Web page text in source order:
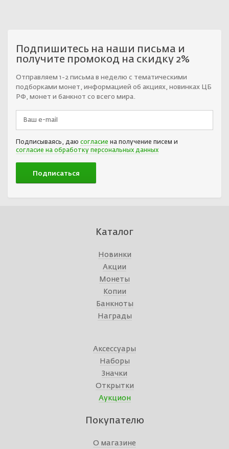
Подпишитесь на наши письма и
получите промокод на скидку 2%
Отправляем 1-2 письма в неделю с тематическими
подборками монет, информацией об акциях, новинках ЦБ
РФ, монет и банкнот со всего мира.
Подписываясь, даю согласие на получение писем и
согласие на обработку персональных данных
Каталог
Новинки
Акции
Монеты
Копии
Банкноты
Награды
Аксессуары
Наборы
Значки
Открытки
Аукцион
Покупателю
О магазине